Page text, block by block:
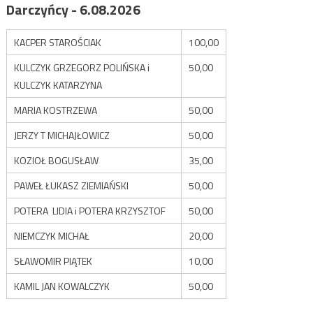
Darczyńcy - 6.08.2026
KACPER STAROŚCIAK
100,00
KULCZYK GRZEGORZ POLIŃSKA i
KULCZYK KATARZYNA
50,00
MARIA KOSTRZEWA
50,00
JERZY T MICHAJŁOWICZ
50,00
KOZIOŁ BOGUSŁAW
35,00
PAWEŁ ŁUKASZ ZIEMIAŃSKI
50,00
POTERA LIDIA i POTERA KRZYSZTOF
50,00
NIEMCZYK MICHAŁ
20,00
SŁAWOMIR PIĄTEK
10,00
KAMIL JAN KOWALCZYK
50,00